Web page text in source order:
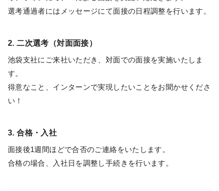
選考通過者にはメッセージにて面接の日程調整を行います。
2. 二次選考（対面面接）
池袋支社にご来社いただき、対面での面接を実施いたしま
す。
得意なこと、インターンで実現したいことをお聞かせくださ
い！
3. 合格・入社
面接後1週間ほどで合否のご連絡をいたします。
合格の場合、入社日を調整し手続きを行います。